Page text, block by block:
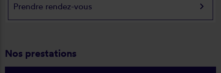
Prendre rendez-vous keyboard_arrow_right
Nos prestations